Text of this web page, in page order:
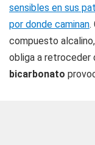
sensibles en sus
por donde caminan.
compuesto
obliga a retroceder
bicarbonato